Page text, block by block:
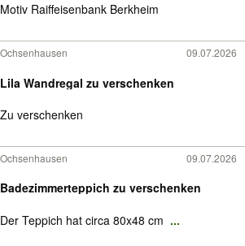
Motiv Raiffeisenbank Berkheim
Ochsenhausen 09.07.2026
Lila Wandregal zu verschenken
Zu verschenken
Ochsenhausen 09.07.2026
Badezimmerteppich zu verschenken
Der Teppich hat circa 80x48 cm ...